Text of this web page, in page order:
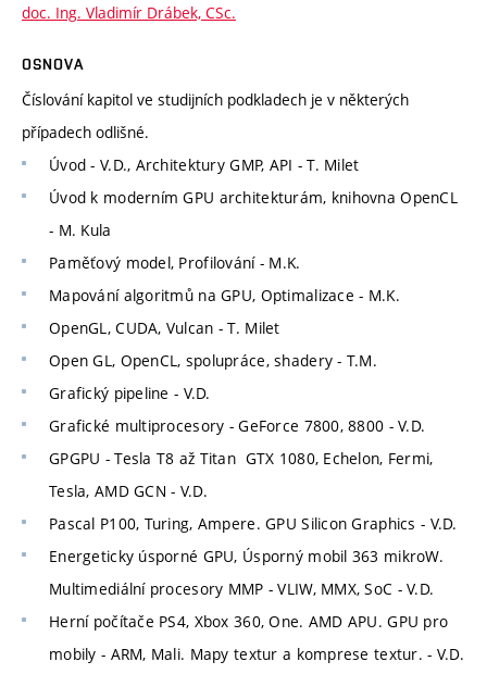
doc. Ing. Vladimír Drábek, CSc.
OSNOVA
Číslování kapitol ve studijních podkladech je v některých
případech odlišné.
Úvod - V.D., Architektury GMP, API - T. Milet
Úvod k moderním GPU architekturám, knihovna OpenCL
- M. Kula
Paměťový model, Profilování - M.K.
Mapování algoritmů na GPU, Optimalizace - M.K.
OpenGL, CUDA, Vulcan - T. Milet
Open GL, OpenCL, spolupráce, shadery - T.M.
Grafický pipeline - V.D.
Grafické multiprocesory - GeForce 7800, 8800 - V.D.
GPGPU - Tesla T8 až Titan GTX 1080, Echelon, Fermi,
Tesla, AMD GCN - V.D.
Pascal P100, Turing, Ampere. GPU Silicon Graphics - V.D.
Energeticky úsporné GPU, Úsporný mobil 363 mikroW.
Multimediální procesory MMP - VLIW, MMX, SoC - V.D.
Herní počítače PS4, Xbox 360, One. AMD APU. GPU pro
mobily - ARM, Mali. Mapy textur a komprese textur. - V.D.